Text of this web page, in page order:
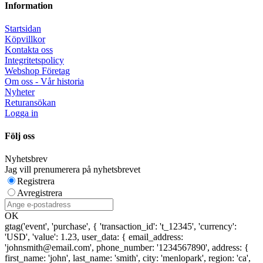
Information
Startsidan
Köpvillkor
Kontakta oss
Integritetspolicy
Webshop Företag
Om oss - Vår historia
Nyheter
Returansökan
Logga in
Följ oss
Nyhetsbrev
Jag vill prenumerera på nyhetsbrevet
Registrera
Avregistrera
OK
gtag('event', 'purchase', { 'transaction_id': 't_12345', 'currency':
'USD', 'value': 1.23, user_data: { email_address:
'johnsmith@email.com', phone_number: '1234567890', address: {
first_name: 'john', last_name: 'smith', city: 'menlopark', region: 'ca',